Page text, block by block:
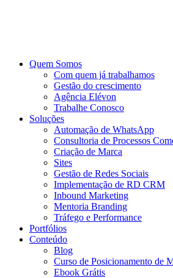
Quem Somos
Com quem já trabalhamos
Gestão do crescimento
Agência Elévon
Trabalhe Conosco
Soluções
Automação de WhatsApp
Consultoria de Processos
Criação de Marca
Sites
Gestão de Redes Sociais
Implementação de RD CRM
Inbound Marketing
Mentoria Branding
Tráfego e Performance
Portfólios
Conteúdo
Blog
Curso de Posicionamento de
Ebook Grátis